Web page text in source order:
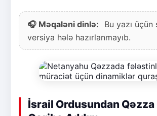
🎧 Məqaləni dinlə:
Bu yazı üçün
versiya hələ hazırlanmayıb.
İsrail Ordusundan Qəzza